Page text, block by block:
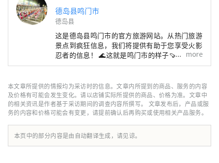
德岛县鸣门市
德岛县
这是德岛县鸣门市的官方旅游网站。从热门旅游
景点到疯狂信息，我们将提供有助于您享受火影
忍者的信息！ 🌊这就是鸣门市的样子🍠 四国的
东入口。通过大鸣门大桥和明石海峡大桥与关西
然！ 这里有被誉为世界三大水流之一的鸣门漩
涡、阿波舞、参拜道等许多观光景点！
more
本文章所提供的情报均为采访时的信息。文章内所提到的商品、服务的内容
及价格有可能会发生变化。请以店铺实际所提供的商品、价格为准。文章中
的相关资讯是作者基于采访期间的调查内容所撰写。 文章发布后，产品或服
务的内容和价格可能会有变更，请提前确认后再购买或使用相关产品服务。
本页中的部分内容是由自动翻译生成，请见谅。